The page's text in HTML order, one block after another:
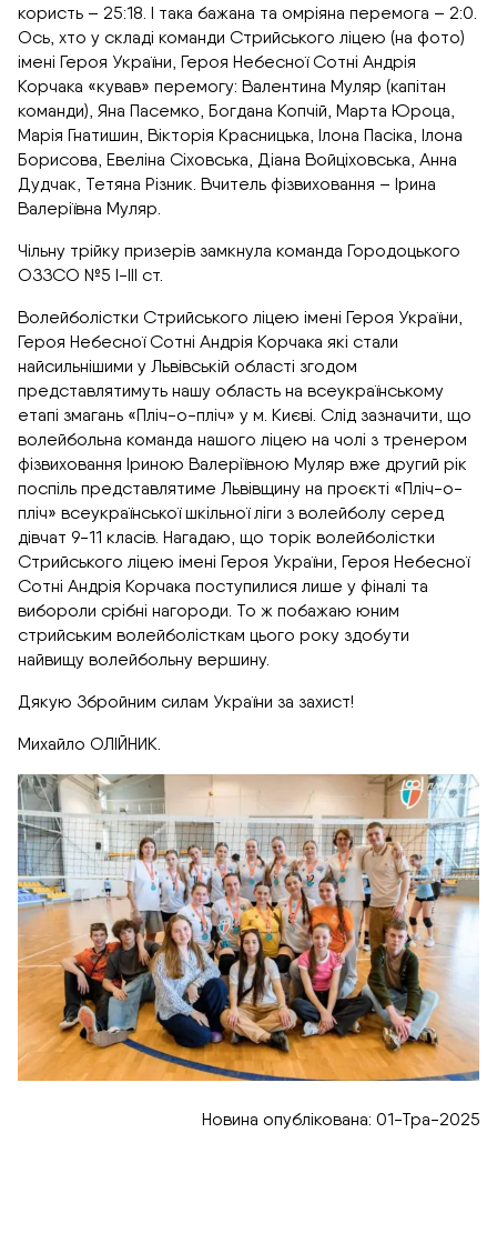
користь – 25:18. І така бажана та омріяна перемога – 2:0.
Ось, хто у складі команди Стрийського ліцею (на фото)
імені Героя України, Героя Небесної Сотні Андрія
Корчака «кував» перемогу: Валентина Муляр (капітан
команди), Яна Пасемко, Богдана Копчій, Марта Юроца,
Марія Гнатишин, Вікторія Красницька, Ілона Пасіка, Ілона
Борисова, Евеліна Сіховська, Діана Войціховська, Анна
Дудчак, Тетяна Різник. Вчитель фізвиховання – Ірина
Валеріївна Муляр.
Чільну трійку призерів замкнула команда Городоцького
ОЗЗСО №5 І-ІІІ ст.
Волейболістки Стрийського ліцею імені Героя України,
Героя Небесної Сотні Андрія Корчака які стали
найсильнішими у Львівській області згодом
представлятимуть нашу область на всеукраїнському
етапі змагань «Пліч-о-пліч» у м. Києві. Слід зазначити, що
волейбольна команда нашого ліцею на чолі з тренером
фізвиховання Іриною Валеріївною Муляр вже другий рік
поспіль представлятиме Львівщину на проєкті «Пліч-о-
пліч» всеукраїнської шкільної ліги з волейболу серед
дівчат 9-11 класів. Нагадаю, що торік волейболістки
Стрийського ліцею імені Героя України, Героя Небесної
Сотні Андрія Корчака поступилися лише у фіналі та
вибороли срібні нагороди. То ж побажаю юним
стрийським волейболісткам цього року здобути
найвищу волейбольну вершину.
Дякую Збройним силам України за захист!
Михайло ОЛІЙНИК.
Новина опублікована: 01-Тра-2025